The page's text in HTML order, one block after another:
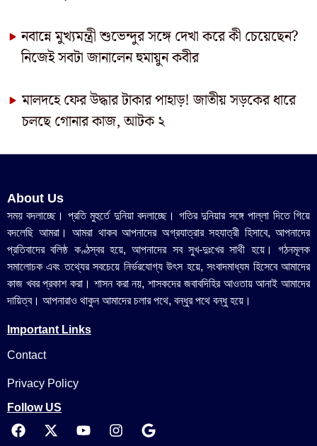
নবান্নে মুখ্যমন্ত্রী শুভেন্দুর সঙ্গে দেখা করে কী চেয়েছেন?
নিজেই সবটা জানালেন হুমায়ুন কবীর
মালদহে ফের উদ্ধার টাকার পাহাড়! জাতীয় সড়কের ধারে
চলছে গোনার কাজ, আটক ২
About Us
সময় বদলাচ্ছে। প্রতি মুহুর্তে দুনিয়া বদলাচ্ছে। গতির দুনিয়ার সঙ্গে পাল্লা দিতে গিয়ে
বদলেছি আমরা। আমরা থাকব আপনাদের অগ্রযাত্রার সহযাত্রী হিসাবে, আপনাদের
প্রতিবাদের বলিষ্ঠ কণ্ঠস্বর হয়ে, আপনাদের সব সুখ-দুঃখের সাথী হয়ে। গঠনমূলক
সমালোচক এবং তথ্যের সবচেয়ে নির্ভরযোগ্য উ‍ৎস হয়ে, সংবাদমাধ্যম হিসেবে আমাদের
কাজ খবর প্রকাশ করা। শাসন করা নয়, শাসকদের জবাবদিহির আওতায় আনাই আমাদের
দায়িত্ব। আপনারাও থাকুন আমাদের চলার পথে, বন্ধুর পথে বন্ধু হয়ে।
Important Links
Contact
Privacy Policy
Follow US